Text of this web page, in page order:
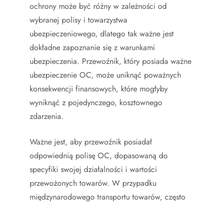
ochrony może być różny w zależności od
wybranej polisy i towarzystwa
ubezpieczeniowego, dlatego tak ważne jest
dokładne zapoznanie się z warunkami
ubezpieczenia. Przewoźnik, który posiada ważne
ubezpieczenie OC, może uniknąć poważnych
konsekwencji finansowych, które mogłyby
wyniknąć z pojedynczego, kosztownego
zdarzenia.
Ważne jest, aby przewoźnik posiadał
odpowiednią polisę OC, dopasowaną do
specyfiki swojej działalności i wartości
przewożonych towarów. W przypadku
międzynarodowego transportu towarów, często